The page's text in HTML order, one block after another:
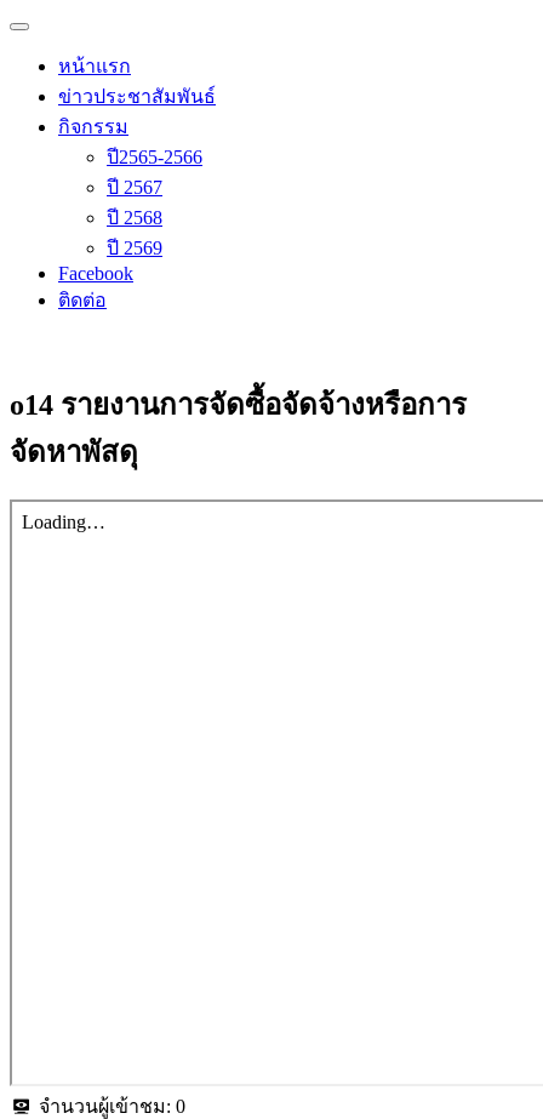
Skip
content
Primary
หน้าแรก
ข่าวประชาสัมพันธ์
กิจกรรม
ปี2565-2566
ปี 2567
ปี 2568
ปี 2569
Facebook
ติดต่อ
o14 รายงานการจัดซื้อจัดจ้างหรือการ
จัดหาพัสดุ
จำนวนผู้เข้าชม: 0